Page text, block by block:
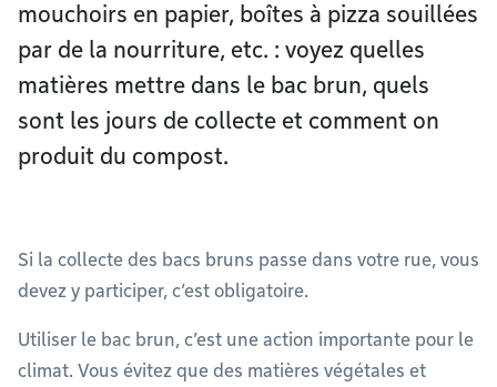
mouchoirs en papier, boîtes à pizza souillées
par de la nourriture, etc. : voyez quelles
matières mettre dans le bac brun, quels
sont les jours de collecte et comment on
produit du compost.
Si la collecte des bacs bruns passe dans votre rue, vous
devez y participer, c’est obligatoire.
Utiliser le bac brun, c’est une action importante pour le
climat. Vous évitez que des matières végétales et